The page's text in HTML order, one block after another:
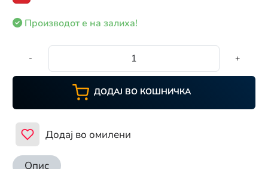
Производот е на залиха!
- +
ДОДАЈ ВО КОШНИЧКА
Додај во омилени
Опис